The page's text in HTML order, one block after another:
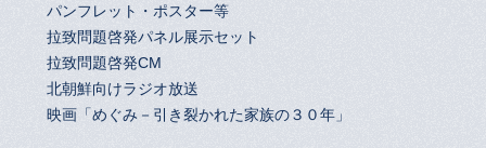
パンフレット・ポスター等
拉致問題啓発パネル展示セット
拉致問題啓発CM
北朝鮮向けラジオ放送
映画「めぐみ－引き裂かれた家族の３０年」